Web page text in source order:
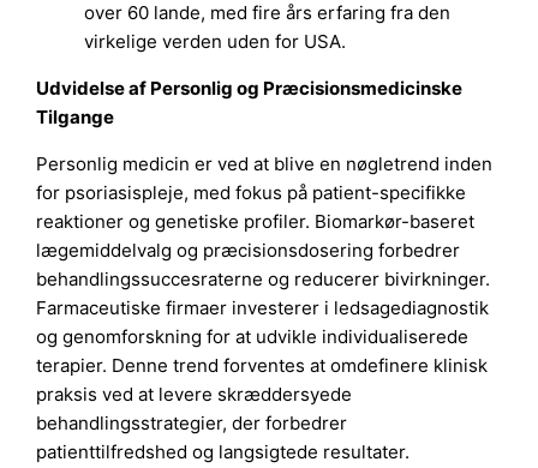
over 60 lande, med fire års erfaring fra den
virkelige verden uden for USA.
Udvidelse af Personlig og Præcisionsmedicinske
Tilgange
Personlig medicin er ved at blive en nøgletrend inden
for psoriasispleje, med fokus på patient-specifikke
reaktioner og genetiske profiler. Biomarkør-baseret
lægemiddelvalg og præcisionsdosering forbedrer
behandlingssuccesraterne og reducerer bivirkninger.
Farmaceutiske firmaer investerer i ledsagediagnostik
og genomforskning for at udvikle individualiserede
terapier. Denne trend forventes at omdefinere klinisk
praksis ved at levere skræddersyede
behandlingsstrategier, der forbedrer
patienttilfredshed og langsigtede resultater.